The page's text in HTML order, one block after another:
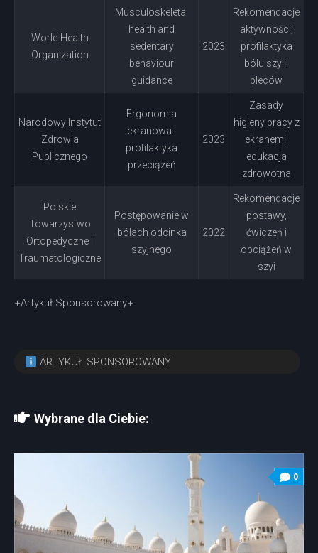
World Health
Organization
Musculoskeletal
health and
sedentary
behaviour
guidance
2023
Rekomendacje
aktywności,
profilaktyka
bólu szyi i
pleców
Narodowy Instytut
Zdrowia
Publicznego
Ergonomia
ekranowa i
profilaktyka
przeciążeń
2023
Zasady
higieny pracy z
ekranem i
edukacja
zdrowotna
Polskie
Towarzystwo
Ortopedyczne i
Traumatologiczne
Postępowanie w
bólach odcinka
szyjnego
2022
Rekomendacje
postawy,
ćwiczeń i
obciążeń w
szyi
+Artykuł Sponsorowany+
ARTYKUŁ SPONSOROWANY
Wybrane dla Ciebie:
0